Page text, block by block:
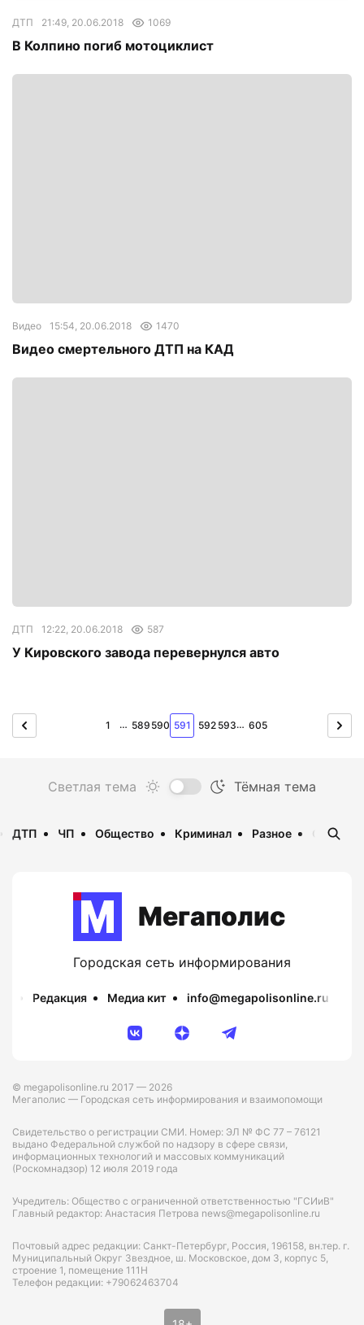
ДТП 21:49, 20.06.2018 1069
В Колпино погиб мотоциклист
Видео 15:54, 20.06.2018 1470
Видео смертельного ДТП на КАД
ДТП 12:22, 20.06.2018 587
У Кировского завода перевернулся авто
1 … 589 590 591 592 593… 605
ДТП ЧП Общество Криминал Разное
Мегаполис
Городская сеть информирования
Редакция Медиа кит info@megapolisonline.ru
© megapolisonline.ru 2017 — 2026
Мегаполис — Городская сеть информирования и взаимопомощи
Свидетельство о регистрации СМИ. Номер: ЭЛ № ФС 77 – 76121
выдано Федеральной службой по надзору в сфере связи,
информационных технологий и массовых коммуникаций
(Роскомнадзор) 12 июля 2019 года
Учредитель: Общество с ограниченной ответственностью "ГСИиВ"
Главный редактор: Анастасия Петрова news@megapolisonline.ru
Почтовый адрес редакции: Санкт-Петербург, Россия, 196158, вн.тер. г.
Муниципальный Округ Звездное, ш. Московское, дом 3, корпус 5,
строение 1, помещение 111Н
Телефон редакции: +79062463704